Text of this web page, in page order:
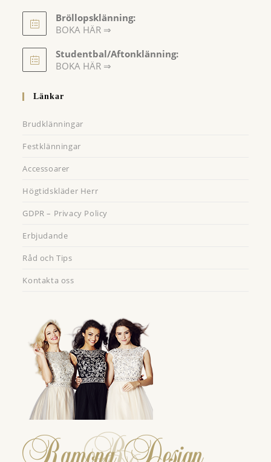
Bröllopsklänning:
BOKA HÄR ⇒
in
a
tab
Studentbal/Aftonklänning:
BOKA HÄR ⇒
Länkar
Brudklänningar
Festklänningar
Accessoarer
Högtidskläder Herr
GDPR – Privacy Policy
Erbjudande
Råd och Tips
Kontakta oss